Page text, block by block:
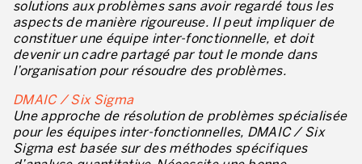
solutions aux problèmes sans avoir regardé tous les
aspects de manière rigoureuse. Il peut impliquer de
constituer une équipe inter-fonctionnelle, et doit
devenir un cadre partagé par tout le monde dans
l’organisation pour résoudre des problèmes.
DMAIC / Six Sigma
Une approche de résolution de problèmes spécialisée
pour les équipes inter-fonctionnelles, DMAIC / Six
Sigma est basée sur des méthodes spécifiques